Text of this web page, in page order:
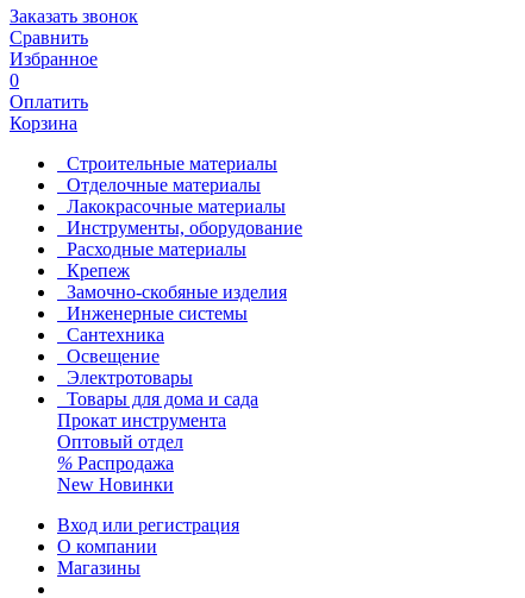
Заказать звонок
Сравнить
Избранное
0
Оплатить
Корзина
Строительные материалы
Отделочные материалы
Лакокрасочные материалы
Инструменты, оборудование
Расходные материалы
Крепеж
Замочно-скобяные изделия
Инженерные системы
Сантехника
Освещение
Электротовары
Товары для дома и сада
Прокат инструмента
Оптовый отдел
% Распродажа
New Новинки
Вход или регистрация
О компании
Магазины